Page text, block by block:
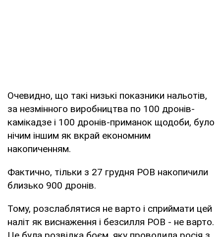
Очевидно, що такі низькі показники нальотів,
за незмінного виробництва по 100 дронів-
камікадзе і 100 дронів-приманок щодоби, було
нічим іншим як вкрай економним
накопиченням.
Фактично, тільки з 27 грудня РОВ накопичили
близько 900 дронів.
Тому, розслаблятися не варто і сприймати цей
наліт як виснаження і безсилля РОВ - не варто.